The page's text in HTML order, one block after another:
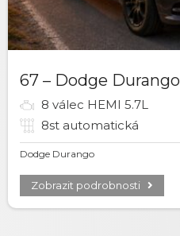
67 – Dodge Durango
8 válec HEMI 5.7L
8st automatická
Dodge Durango
Zobrazit podrobnosti